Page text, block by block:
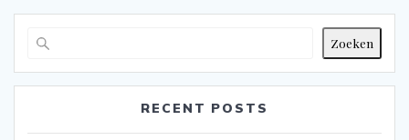
Zoeken
RECENT POSTS